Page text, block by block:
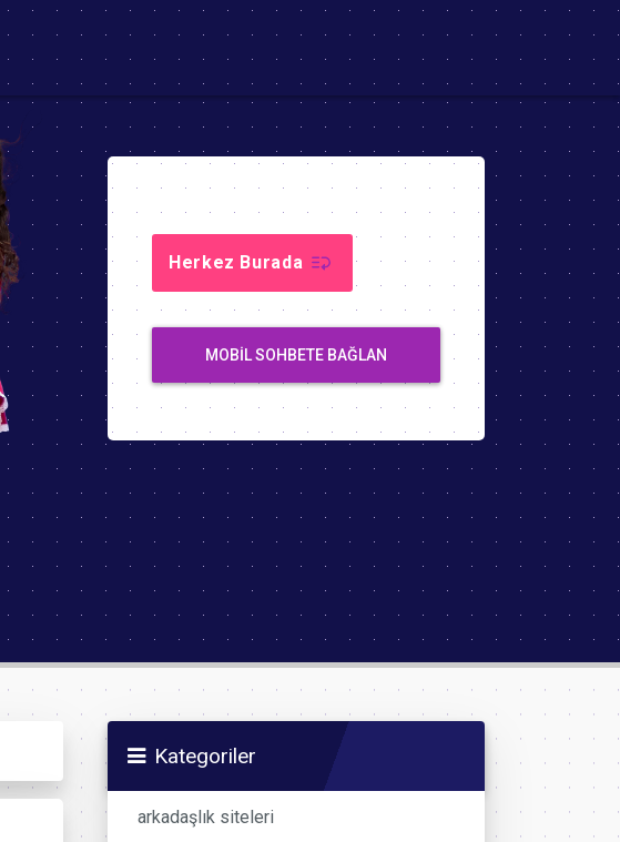
Herkez Burada
MOBIL SOHBETE BAĞLAN
Kategoriler
arkadaşlık siteleri